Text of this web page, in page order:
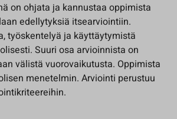
on ohjata ja kannustaa oppimista
edellytyksiä itsearviointiin.
työskentelyä ja käyttäytymistä
Suuri osa arvioinnista on
välistä vuorovaikutusta. Oppimista
menetelmin. Arviointi perustuu